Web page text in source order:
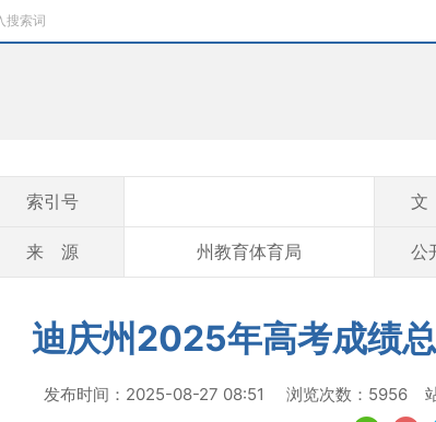
索引号
来 源 州教育体育局 公
迪庆州2025年高考成绩
发布时间：2025-08-27 08:51 浏览次数：5956